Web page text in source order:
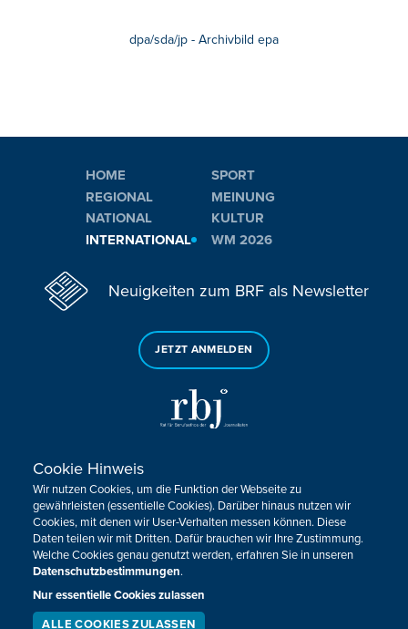
dpa/sda/jp - Archivbild epa
HOME
REGIONAL
NATIONAL
INTERNATIONAL
SPORT
MEINUNG
KULTUR
WM 2026
Neuigkeiten zum BRF als Newsletter
JETZT ANMELDEN
Sie haben noch Fragen oder Anmerkungen?
KONTAKTIEREN SIE UNS!
Impressum Datenschutz Kontakt
Barrierefreiheit
Cookie-Zustimmung anpassen
Design, Konzept & Programmierung:
Cookie Hinweis
Wir nutzen Cookies, um die Funktion der Webseite zu
gewährleisten (essentielle Cookies). Darüber hinaus nutzen wir
Cookies, mit denen wir User-Verhalten messen können. Diese
Daten teilen wir mit Dritten. Dafür brauchen wir Ihre Zustimmung.
Welche Cookies genau genutzt werden, erfahren Sie in unseren
Datenschutzbestimmungen.
Nur essentielle Cookies zulassen
ALLE COOKIES ZULASSEN